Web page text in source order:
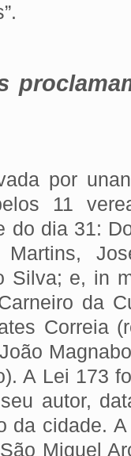
por
11
do dia 31:
Silva; e, in
da
Correia
A Lei 173
autor,
da cidade.
Miguel